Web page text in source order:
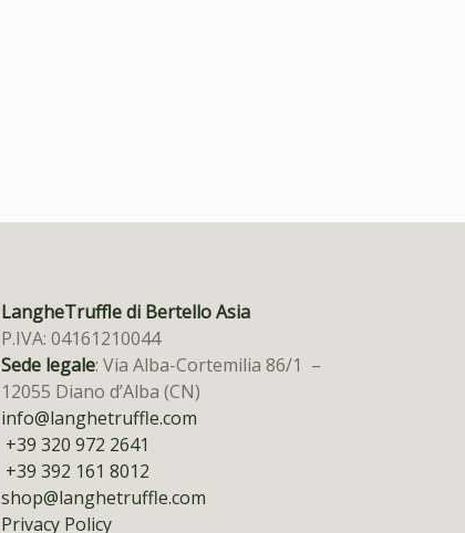
LangheTruffle di Bertello Asia
P.IVA: 04161210044
Sede legale: Via Alba-Cortemilia 86/1 –
12055 Diano d’Alba (CN)
info@langhetruffle.com
+39 320 972 2641
+39 392 161 8012
shop@langhetruffle.com
Privacy Policy